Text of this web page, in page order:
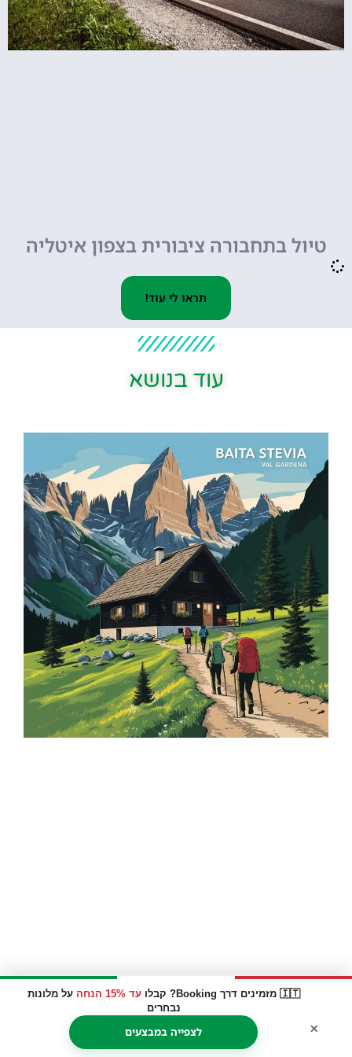
🇮🇹 מזמינים דרך Booking? קבלו עד 15% הנחה
על מלונות
נבחרים
לצפייה במבצעים ×
טיול בתחבורה ציבורית בצפון איטליה
תראו לי עוד!
עוד בנושא